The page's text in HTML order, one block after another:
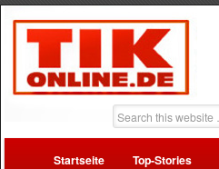
Startseite Top-Stories